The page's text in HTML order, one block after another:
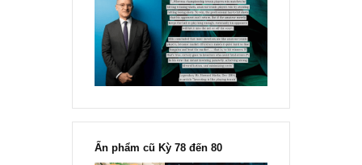
Ấn phẩm lẻ Kỳ 81 đến 83